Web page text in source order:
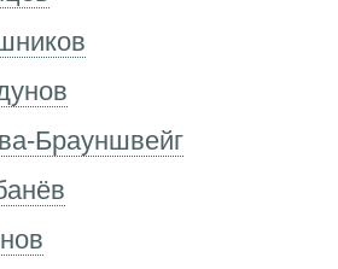
Брауншвейг